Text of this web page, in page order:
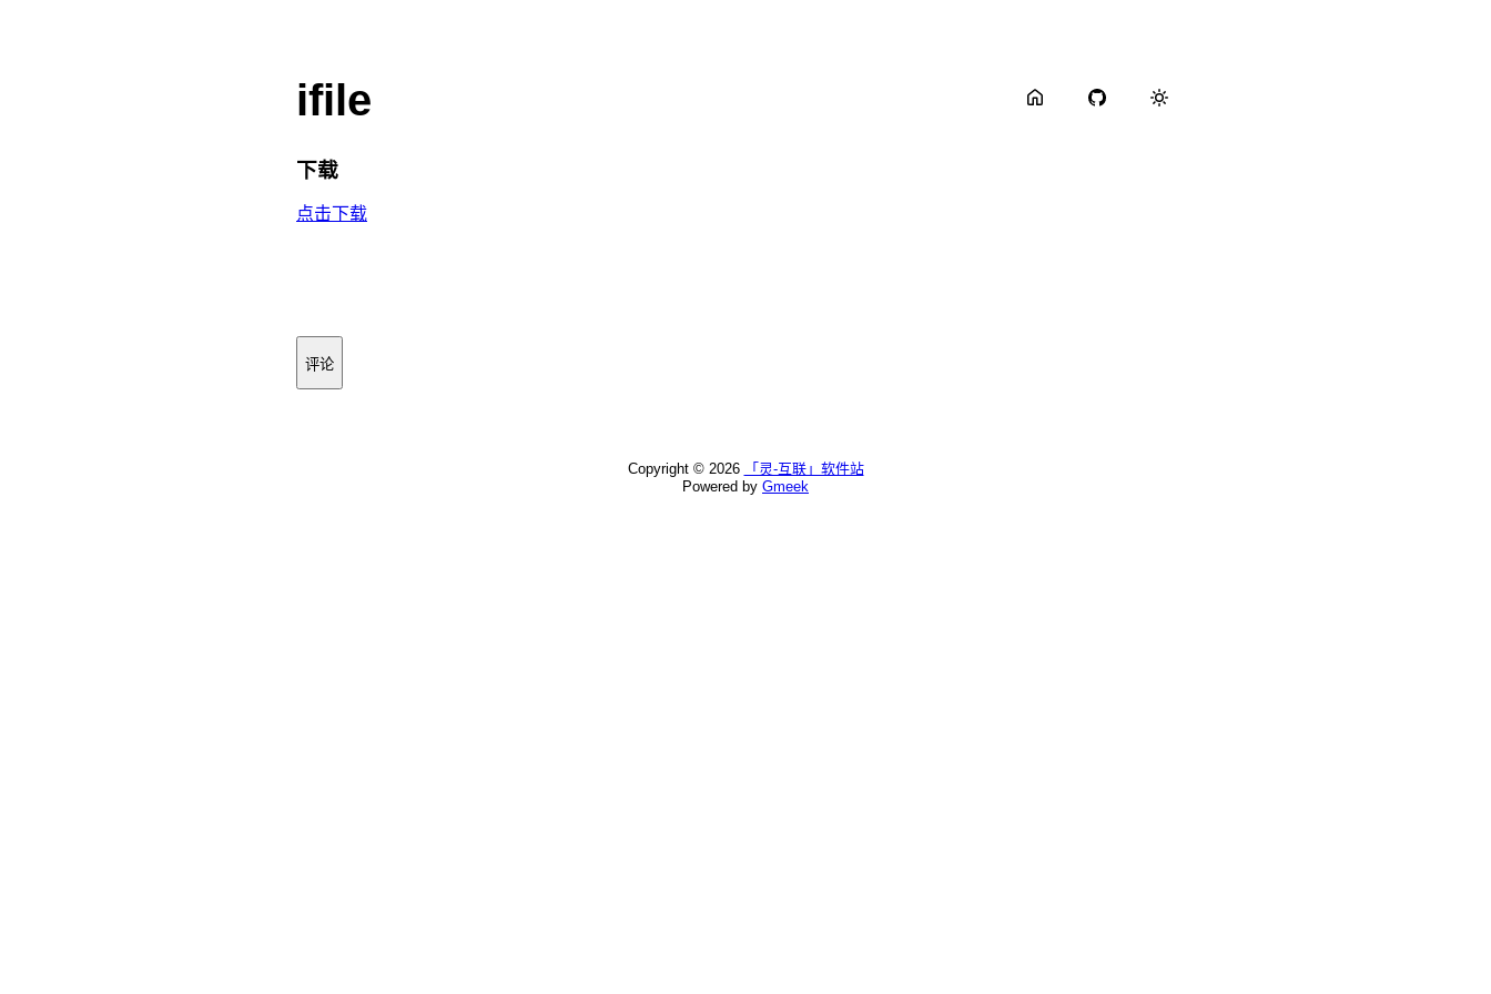
ifile
下载
点击下载
评论
Copyright © 2026
「灵-互联」软件站
Powered by Gmeek